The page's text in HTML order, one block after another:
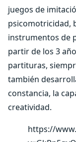
juegos de
psicomotricidad,
instrumentos de
partir de los 3
partituras,
también
constancia, la
creatividad.
https://